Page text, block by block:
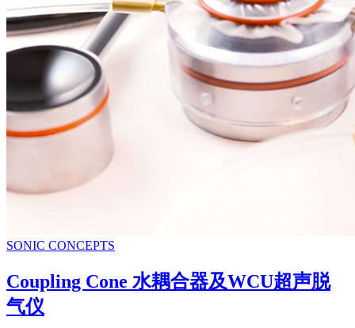
SONIC CONCEPTS
Coupling Cone 水耦合器及WCU超声脱
气仪